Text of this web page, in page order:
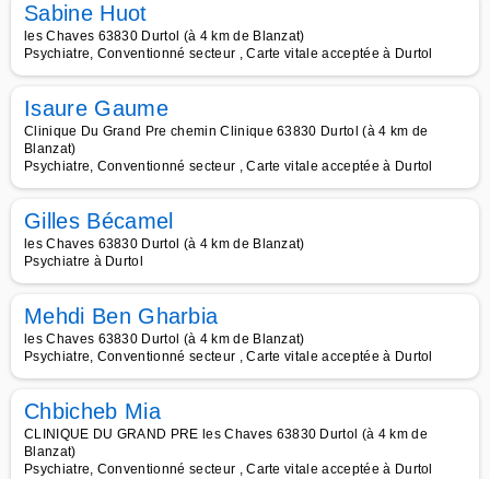
Sabine Huot
les Chaves 63830 Durtol (à 4 km de Blanzat)
Psychiatre, Conventionné secteur , Carte vitale acceptée à Durtol
Isaure Gaume
Clinique Du Grand Pre chemin Clinique 63830 Durtol (à 4 km de
Blanzat)
Psychiatre, Conventionné secteur , Carte vitale acceptée à Durtol
Gilles Bécamel
les Chaves 63830 Durtol (à 4 km de Blanzat)
Psychiatre à Durtol
Mehdi Ben Gharbia
les Chaves 63830 Durtol (à 4 km de Blanzat)
Psychiatre, Conventionné secteur , Carte vitale acceptée à Durtol
Chbicheb Mia
CLINIQUE DU GRAND PRE les Chaves 63830 Durtol (à 4 km de
Blanzat)
Psychiatre, Conventionné secteur , Carte vitale acceptée à Durtol